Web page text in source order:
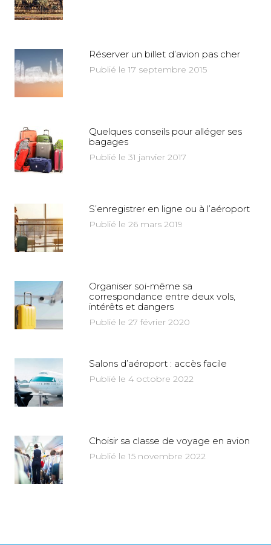
Réserver un billet d’avion pas cher
Publié le 17 septembre 2015
Quelques conseils pour alléger ses
bagages
Publié le 31 janvier 2017
S’enregistrer en ligne ou à l’aéroport
Publié le 26 mars 2019
Organiser soi-même sa
correspondance entre deux vols,
intérêts et dangers
Publié le 27 février 2020
Salons d’aéroport : accès facile
Publié le 4 octobre 2022
Choisir sa classe de voyage en avion
Publié le 15 novembre 2022